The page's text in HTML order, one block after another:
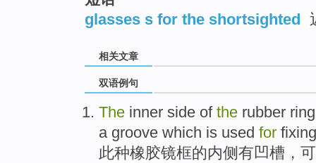
glasses s for the shortsighted
相关文章
双语例句
The inner side of the rubber
a groove which is used for fixing
此种橡胶镜框的内侧有凹槽 ， 可